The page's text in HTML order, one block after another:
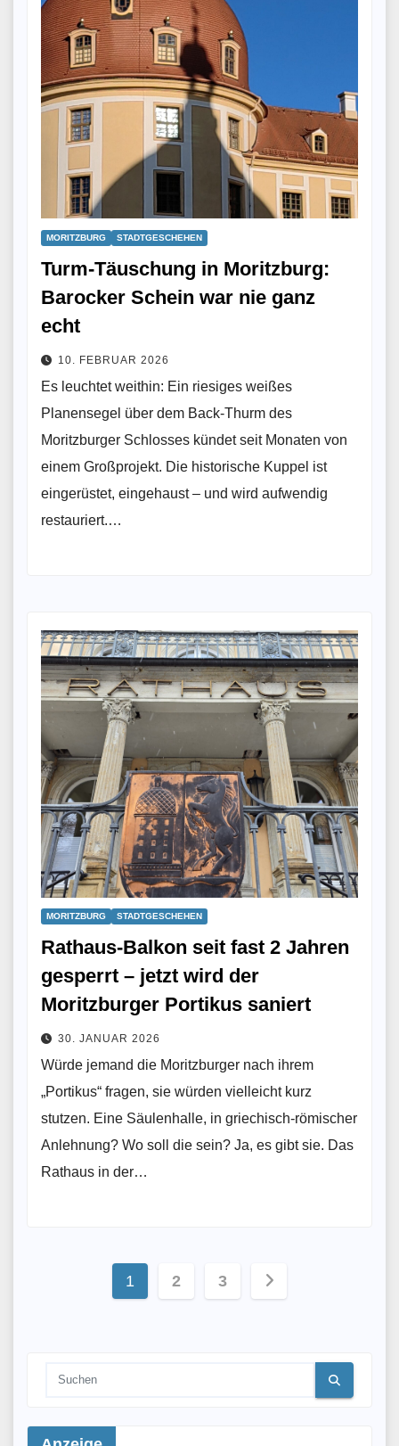
MORITZBURG STADTGESCHEHEN
Turm-Täuschung in Moritzburg:
Barocker Schein war nie ganz
echt
10. FEBRUAR 2026
Es leuchtet weithin: Ein riesiges weißes
Planensegel über dem Back-Thurm des
Moritzburger Schlosses kündet seit Monaten von
einem Großprojekt. Die historische Kuppel ist
eingerüstet, eingehaust – und wird aufwendig
restauriert.…
MORITZBURG STADTGESCHEHEN
Rathaus-Balkon seit fast 2 Jahren
gesperrt – jetzt wird der
Moritzburger Portikus saniert
30. JANUAR 2026
Würde jemand die Moritzburger nach ihrem
„Portikus“ fragen, sie würden vielleicht kurz
stutzen. Eine Säulenhalle, in griechisch-römischer
Anlehnung? Wo soll die sein? Ja, es gibt sie. Das
Rathaus in der…
Seitennummerierung
1 2 3